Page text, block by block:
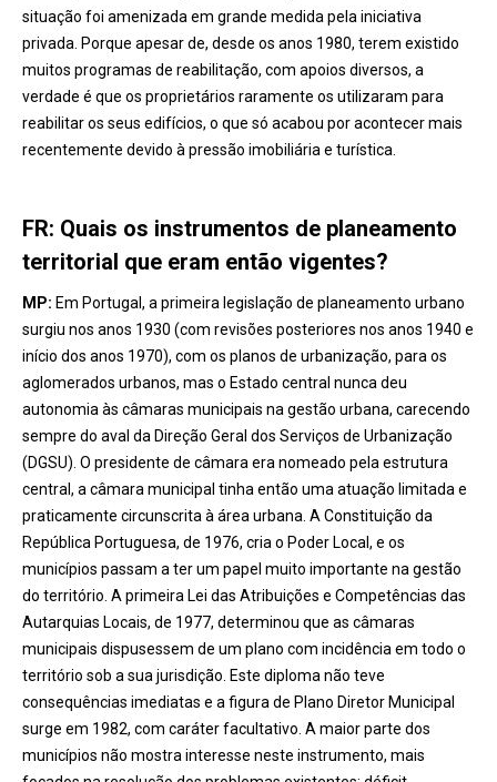
situação foi amenizada em grande medida pela iniciativa
privada. Porque apesar de, desde os anos 1980, terem existido
muitos programas de reabilitação, com apoios diversos, a
verdade é que os proprietários raramente os utilizaram para
reabilitar os seus edifícios, o que só acabou por acontecer mais
recentemente devido à pressão imobiliária e turística.
FR: Quais os instrumentos de planeamento
territorial que eram então vigentes?
MP: Em Portugal, a primeira legislação de planeamento urbano
surgiu nos anos 1930 (com revisões posteriores nos anos 1940 e
início dos anos 1970), com os planos de urbanização, para os
aglomerados urbanos, mas o Estado central nunca deu
autonomia às câmaras municipais na gestão urbana, carecendo
sempre do aval da Direção Geral dos Serviços de Urbanização
(DGSU). O presidente de câmara era nomeado pela estrutura
central, a câmara municipal tinha então uma atuação limitada e
praticamente circunscrita à área urbana. A Constituição da
República Portuguesa, de 1976, cria o Poder Local, e os
municípios passam a ter um papel muito importante na gestão
do território. A primeira Lei das Atribuições e Competências das
Autarquias Locais, de 1977, determinou que as câmaras
municipais dispusessem de um plano com incidência em todo o
território sob a sua jurisdição. Este diploma não teve
consequências imediatas e a figura de Plano Diretor Municipal
surge em 1982, com caráter facultativo. A maior parte dos
municípios não mostra interesse neste instrumento, mais